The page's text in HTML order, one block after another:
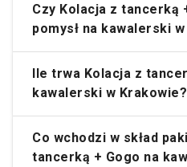
Czy Kolacja z tancerką
pomysł na kawalerski
Ile trwa Kolacja z
kawalerski w Krakowie?
Co wchodzi w skład
tancerką + Gogo na